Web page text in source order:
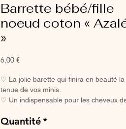
Barrette bébé/fille
noeud coton «
»
6,00 €Prix
♡ La jolie barette qui finira en beauté la
tenue de vos minis.
♡ Un indispensable pour les cheveux
♡ Avec sa pince crocodile, elle ne glisse
Quantité*